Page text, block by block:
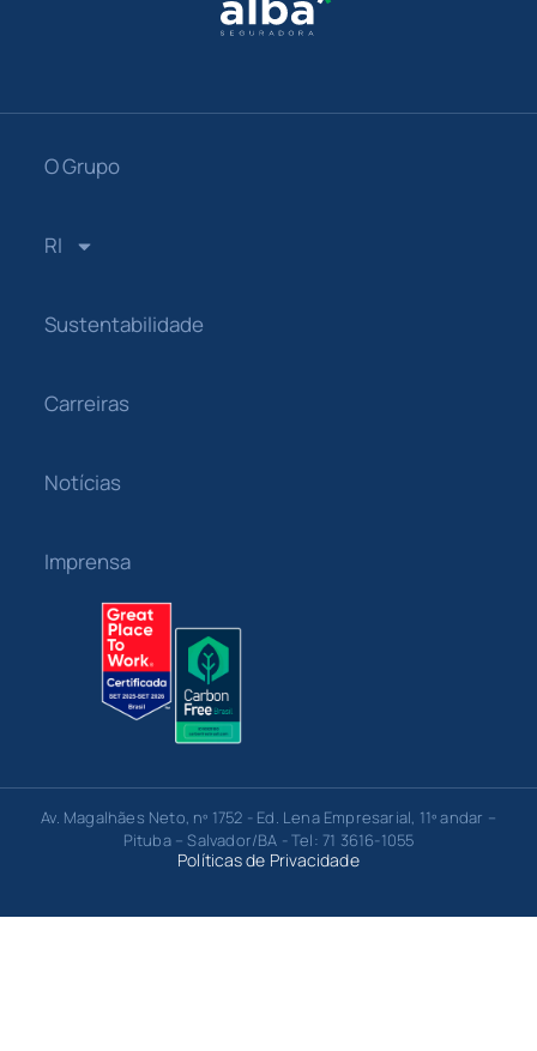
O Grupo
RI
Sustentabilidade
Carreiras
Notícias
Imprensa
Av. Magalhães Neto, nº 1752 - Ed. Lena Empresarial, 11º andar –
Pituba – Salvador/BA - Tel: 71 3616-1055
Políticas de Privacidade